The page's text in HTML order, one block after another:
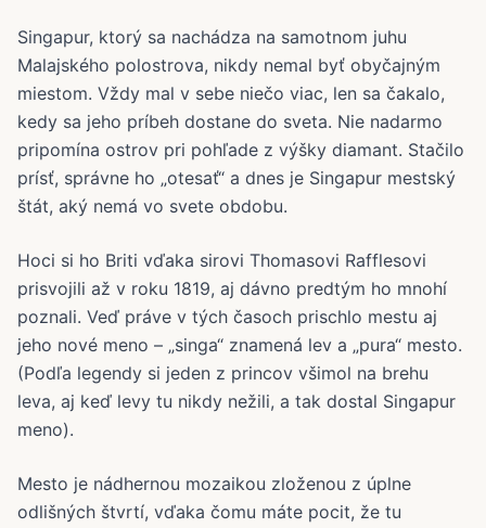
Singapur, ktorý sa nachádza na samotnom juhu
Malajského polostrova, nikdy nemal byť obyčajným
miestom. Vždy mal v sebe niečo viac, len sa čakalo,
kedy sa jeho príbeh dostane do sveta. Nie nadarmo
pripomína ostrov pri pohľade z výšky diamant. Stačilo
prísť, správne ho „otesať“ a dnes je Singapur mestský
štát, aký nemá vo svete obdobu.
Hoci si ho Briti vďaka sirovi Thomasovi Rafflesovi
prisvojili až v roku 1819, aj dávno predtým ho mnohí
poznali. Veď práve v tých časoch prischlo mestu aj
jeho nové meno – „singa“ znamená lev a „pura“ mesto.
(Podľa legendy si jeden z princov všimol na brehu
leva, aj keď levy tu nikdy nežili, a tak dostal Singapur
meno).
Mesto je nádhernou mozaikou zloženou z úplne
odlišných štvrtí, vďaka čomu máte pocit, že tu